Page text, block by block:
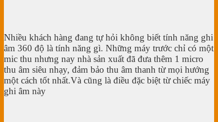
Nhiều khách hàng đang tự hỏi không biết tính năng ghi
âm 360 độ là tính năng gì. Những máy trước chỉ có một
mic thu nhưng nay nhà sản xuất đã đưa thêm 1 micro
thu âm siêu nhạy, đảm bảo thu âm thanh từ mọi hướng
một cách tốt nhất.Và cũng là điều đặc biệt từ chiếc máy
ghi âm này